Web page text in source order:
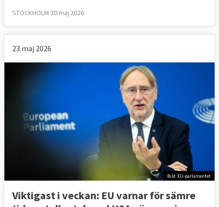
STOCKHOLM 30 maj 2026
23 maj 2026
Bild: EU-parlamentet
Viktigast i veckan: EU varnar för sämre